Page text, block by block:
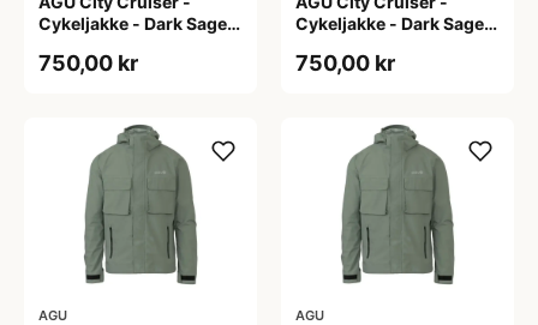
Cykeljakke - Dark Sage -
750,00 kr
Cykeljakke - Dark Sage -
750,00 kr
AGU AGU